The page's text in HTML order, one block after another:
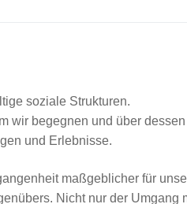
soziale Strukturen.
wir begegnen und über
und Erlebnisse.
maßgeblicher für
Nicht nur der